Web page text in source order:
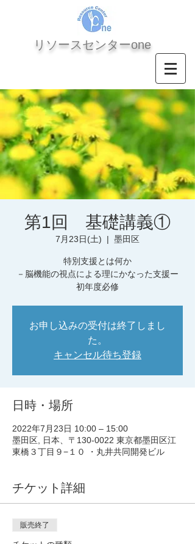
​リソースセンターone
第1回 基礎講義①
7月23日(土)
  |
墨田区
特別支援とは何か
－脳機能の視点による理にかなった支援ー
初年度必修
お申し込みの受付は終了しまし
た。
キャンセル待ち登録
日時・場所
2022年7月23日 10:00 – 15:00
墨田区, 日本、〒130-0022 東京都墨田区江
東橋３丁目９−１０ ・丸井共同開発ビル
チケット詳細
販売終了